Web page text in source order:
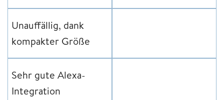
Unauffällig, dank
kompakter Größe
Sehr gute Alexa-
Integration